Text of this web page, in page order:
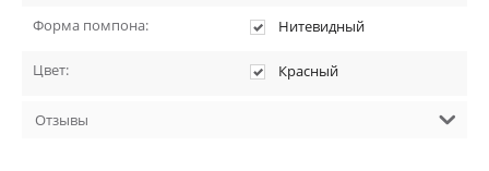
Форма помпона:
Нитевидный
Цвет: Красный
Отзывы